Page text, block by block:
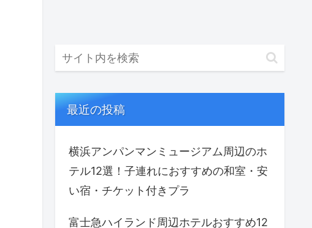
最近の投稿
横浜アンパンマンミュージアム周辺のホ
テル12選！子連れにおすすめの和室・安
い宿・チケット付きプラ
富士急ハイランド周辺ホテルおすすめ12